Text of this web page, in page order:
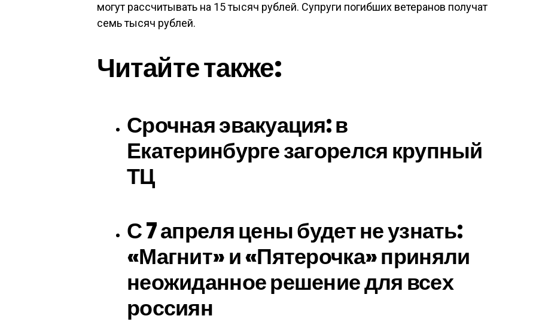
могут рассчитывать на 15 тысяч рублей. Супруги погибших ветеранов получат
семь тысяч рублей.
Читайте также:
Срочная эвакуация: в
Екатеринбурге загорелся крупный
ТЦ
С 7 апреля цены будет не узнать:
«Магнит» и «Пятерочка» приняли
неожиданное решение для всех
россиян